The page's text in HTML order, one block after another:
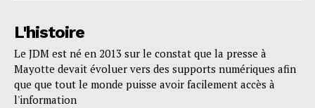
L'histoire
Le JDM est né en 2013 sur le constat que la presse à
Mayotte devait évoluer vers des supports numériques afin
que que tout le monde puisse avoir facilement accès à
l'information